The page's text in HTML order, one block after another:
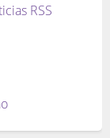
RSS